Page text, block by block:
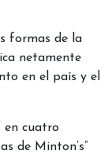
formas de la
netamente
en el país y el
en cuatro
de Minton’s”